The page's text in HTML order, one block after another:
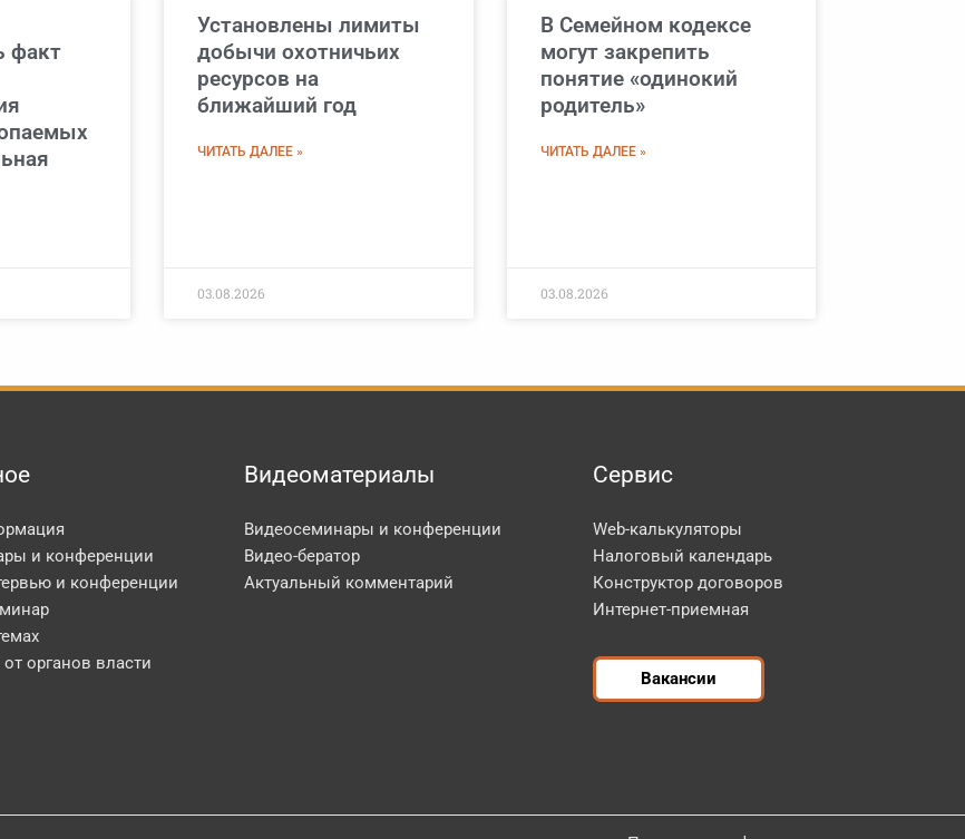
факт
Установлены лимиты
добычи охотничьих
ресурсов на
ближайший год
ЧИТАТЬ ДАЛЕЕ »
03.08.2026
В Семейном кодексе
могут закрепить
понятие «одинокий
родитель»
ЧИТАТЬ ДАЛЕЕ »
03.08.2026
и конференции
и конференции
органов власти
Видеоматериалы
Видеосеминары и конференции
Видео-бератор
Актуальный комментарий
Сервис
Web-калькуляторы
Налоговый календарь
Конструктор договоров
Интернет-приемная
Вакансии